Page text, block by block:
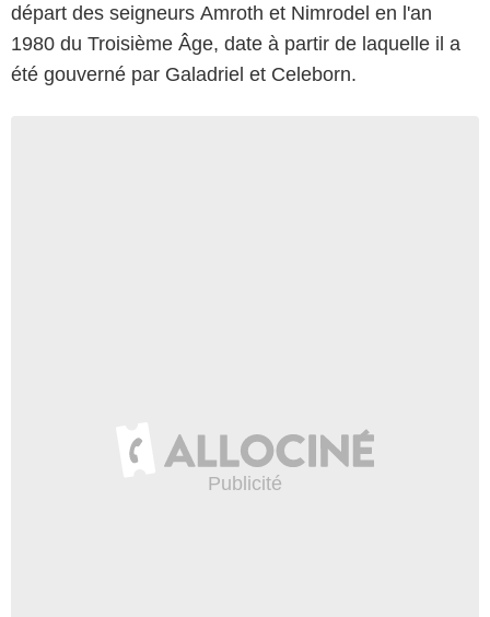
départ des seigneurs Amroth et Nimrodel en l'an
1980 du Troisième Âge, date à partir de laquelle il a
été gouverné par Galadriel et Celeborn.